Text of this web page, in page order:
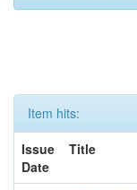
Item hits:
Issue
Date
Title